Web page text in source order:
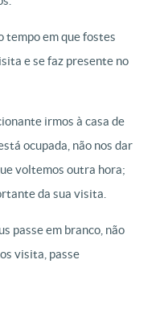
tempo em que fostes
e se faz presente no
irmos à casa de
ocupada, não nos dar
voltemos outra hora;
da sua visita.
passe em branco, não
visita, passe